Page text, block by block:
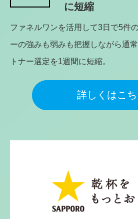
に短縮
ファネルワンを活用して3日で5件
ーの強みも弱みも把握しながら通
トナー選定を1週間に短縮。
詳しくはこ